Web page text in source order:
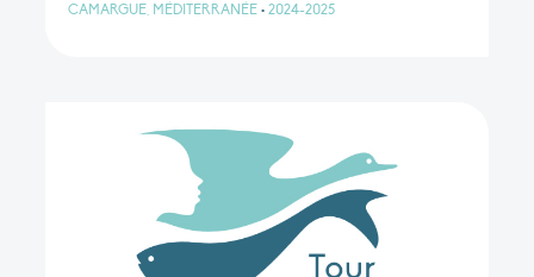
CAMARGUE, MÉDITERRANÉE • 2024-2025